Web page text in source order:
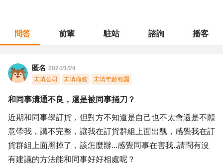
問答 前輩 駐站 諮詢 播客
匿名 2024/1/24
未填公司
未填職務 未填年齡範圍
和同事溝通不良，還是被同事捅刀？
近期和同事學訂貨，但對方不知道是自己也不太會還是不願
意帶我，講不完整，讓我在訂貨群組上面出醜，感覺我在訂
貨群組上面黑掉了，該怎麼辦...感覺同事在害我..請問有沒
有建議的方法能和同事好好相處呢？